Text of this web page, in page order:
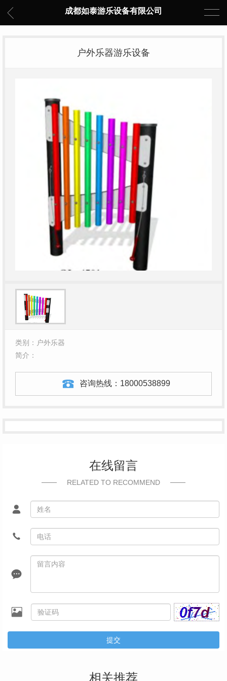
成都如泰游乐设备有限公司
户外乐器游乐设备
类别：户外乐器
简介：
咨询热线： 18000538899
在线留言
RELATED TO RECOMMEND
提交
相关推荐